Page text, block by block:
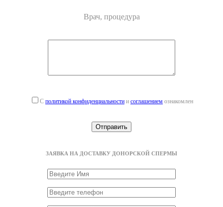
Врач, процедура
С политикой конфиденциальности и соглашением ознакомлен
ЗАЯВКА НА ДОСТАВКУ ДОНОРСКОЙ СПЕРМЫ